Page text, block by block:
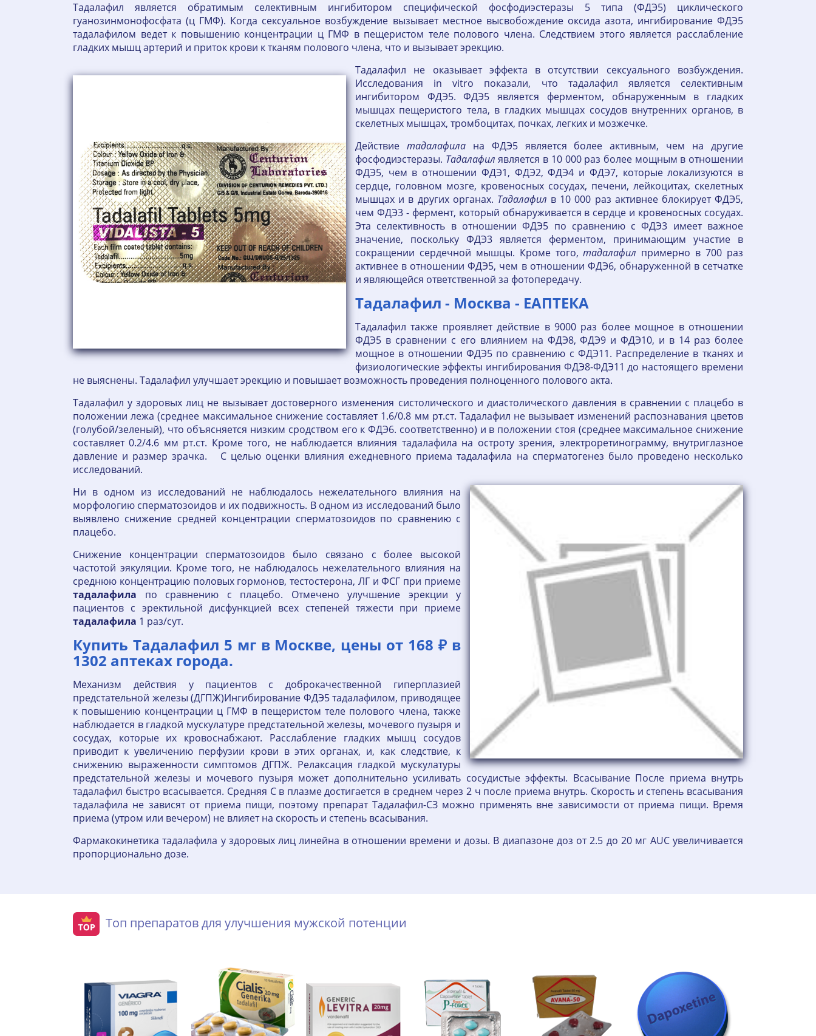
Тадалафил является обратимым селективным ингибитором специфической фосфодиэстеразы 5 типа (ФДЭ5) циклического
гуанозинмонофосфата (ц ГМФ). Когда сексуальное возбуждение вызывает местное высвобождение оксида азота, ингибирование ФДЭ5
тадалафилом ведет к повышению концентрации ц ГМФ в пещеристом теле полового члена. Следствием этого является расслабление
гладких мышц артерий и приток крови к тканям полового члена, что и вызывает эрекцию.
Тадалафил не оказывает эффекта в отсутствии сексуального возбуждения.
Исследования in vitro показали, что тадалафил является селективным
ингибитором ФДЭ5. ФДЭ5 является ферментом, обнаруженным в гладких
мышцах пещеристого тела, в гладких мышцах сосудов внутренних органов, в
скелетных мышцах, тромбоцитах, почках, легких и мозжечке.
Действие тадалафилана ФДЭ5 является более активным, чем на другие
фосфодиэстеразы. Тадалафил является в 10 000 раз более мощным в отношении
ФДЭ5, чем в отношении ФДЭ1, ФДЭ2, ФДЭ4 и ФДЭ7, которые локализуются в
сердце, головном мозге, кровеносных сосудах, печени, лейкоцитах, скелетных
мышцах и в других органах. Тадалафил в 10 000 раз активнее блокирует ФДЭ5,
чем ФДЭ3 - фермент, который обнаруживается в сердце и кровеносных сосудах.
Эта селективность в отношении ФДЭ5 по сравнению с ФДЭ3 имеет важное
значение, поскольку ФДЭ3 является ферментом, принимающим участие в
сокращении сердечной мышцы. Кроме того,тадалафил примерно в 700 раз
активнее в отношении ФДЭ5, чем в отношении ФДЭ6, обнаруженной в сетчатке
и являющейся ответственной за фотопередачу.
Тадалафил - Москва - ЕАПТЕКА
Тадалафил также проявляет действие в 9000 раз более мощное в отношении
ФДЭ5 в сравнении с его влиянием на ФДЭ8, ФДЭ9 и ФДЭ10, и в 14 раз более
мощное в отношении ФДЭ5 по сравнению с ФДЭ11. Распределение в тканях и
физиологические эффекты ингибирования ФДЭ8-ФДЭ11 до настоящего времени
не выяснены. Тадалафил улучшает эрекцию и повышает возможность проведения полноценного полового акта.
Тадалафил у здоровых лиц не вызывает достоверного изменения систолического и диастолического давления в сравнении с плацебо в
положении лежа (среднее максимальное снижение составляет 1.6/0.8 мм рт.ст. Тадалафил не вызывает изменений распознавания цветов
(голубой/зеленый), что объясняется низким сродством его к ФДЭ6. соответственно) и в положении стоя (среднее максимальное снижение
составляет 0.2/4.6 мм рт.ст. Кроме того, не наблюдается влияния тадалафила на остроту зрения, электроретинограмму, внутриглазное
давление и размер зрачка. С целью оценки влияния ежедневного приема тадалафила на сперматогенез было проведено несколько
исследований.
Ни в одном из исследований не наблюдалось нежелательного влияния на
морфологию сперматозоидов и их подвижность. В одном из исследований было
выявлено снижение средней концентрации сперматозоидов по сравнению с
плацебо.
Снижение концентрации сперматозоидов было связано с более высокой
частотой эякуляции. Кроме того, не наблюдалось нежелательного влияния на
среднюю концентрацию половых гормонов, тестостерона, ЛГ и ФСГ при приеме
тадалафила по сравнению с плацебо. Отмечено улучшение эрекции у
пациентов с эректильной дисфункцией всех степеней тяжести при приеме
тадалафила 1 раз/сут.
Купить Тадалафил 5 мг в Москве, цены от 168 ₽ в
1302 аптеках города.
Механизм действия у пациентов с доброкачественной гиперплазией
предстательной железы (ДГПЖ)Ингибирование ФДЭ5 тадалафилом, приводящее
к повышению концентрации ц ГМФ в пещеристом теле полового члена, также
наблюдается в гладкой мускулатуре предстательной железы, мочевого пузыря и
сосудах, которые их кровоснабжают. Расслабление гладких мышц сосудов
приводит к увеличению перфузии крови в этих органах, и, как следствие, к
снижению выраженности симптомов ДГПЖ. Релаксация гладкой мускулатуры
предстательной железы и мочевого пузыря может дополнительно усиливать сосудистые эффекты. Всасывание После приема внутрь
тадалафил быстро всасывается. Средняя С в плазме достигается в среднем через 2 ч после приема внутрь. Скорость и степень всасывания
тадалафила не зависят от приема пищи, поэтому препарат Тадалафил-СЗ можно применять вне зависимости от приема пищи. Время
приема (утром или вечером) не влияет на скорость и степень всасывания.
Фармакокинетика тадалафила у здоровых лиц линейна в отношении времени и дозы. В диапазоне доз от 2.5 до 20 мг AUC увеличивается
пропорционально дозе.
Топ препаратов для улучшения мужской потенции